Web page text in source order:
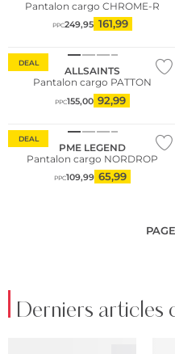
Pantalon cargo CHROME-R
PPC249,95 161,99
DEAL
ALLSAINTS
Pantalon cargo PATTON
PPC155,00 92,99
DEAL
PME LEGEND
Pantalon cargo NORDROP
PPC109,99 65,99
Derniers articles